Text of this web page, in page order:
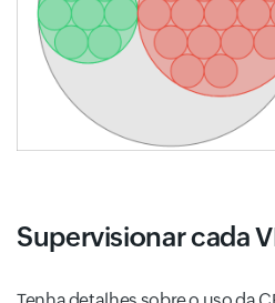
Supervisionar cada